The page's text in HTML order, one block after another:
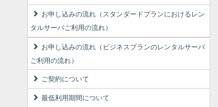
お申し込みの流れ（スタンダードプランにおけるレン
タルサーバご利用の流れ）
お申し込みの流れ（ビジネスプランのレンタルサーバ
ご利用の流れ）
ご契約について
最低利用期間について